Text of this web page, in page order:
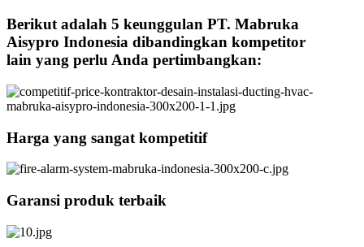
Berikut adalah 5 keunggulan PT. Mabruka
Aisypro Indonesia dibandingkan kompetitor
lain yang perlu Anda pertimbangkan:
Harga yang sangat kompetitif
Garansi produk terbaik